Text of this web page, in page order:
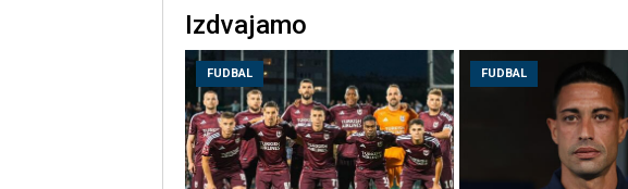
Izdvajamo
FUDBAL FUDBAL